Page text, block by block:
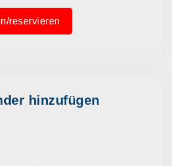
reservieren
hinzufügen